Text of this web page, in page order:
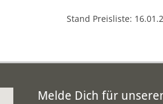
Stand Preisliste:
Melde Dich für